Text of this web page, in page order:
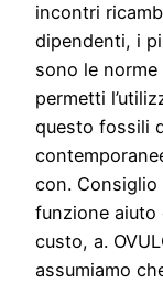
incontri
dipendenti, i
sono le norme
permetti
questo fossili
con.
funzione aiuto
custo, a.
assumiamo